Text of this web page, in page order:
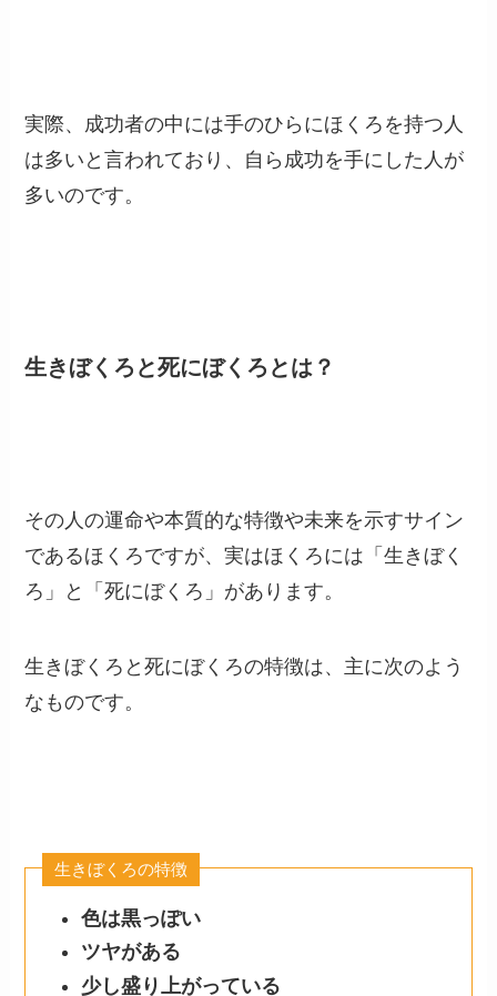
実際、成功者の中には手のひらにほくろを持つ人
は多いと言われており、自ら成功を手にした人が
多いのです。
生きぼくろと死にぼくろとは？
その人の運命や本質的な特徴や未来を示すサイン
であるほくろですが、実はほくろには「生きぼく
ろ」と「死にぼくろ」があります。
生きぼくろと死にぼくろの特徴は、主に次のよう
なものです。
生きぼくろの特徴
色は黒っぽい
ツヤがある
少し盛り上がっている